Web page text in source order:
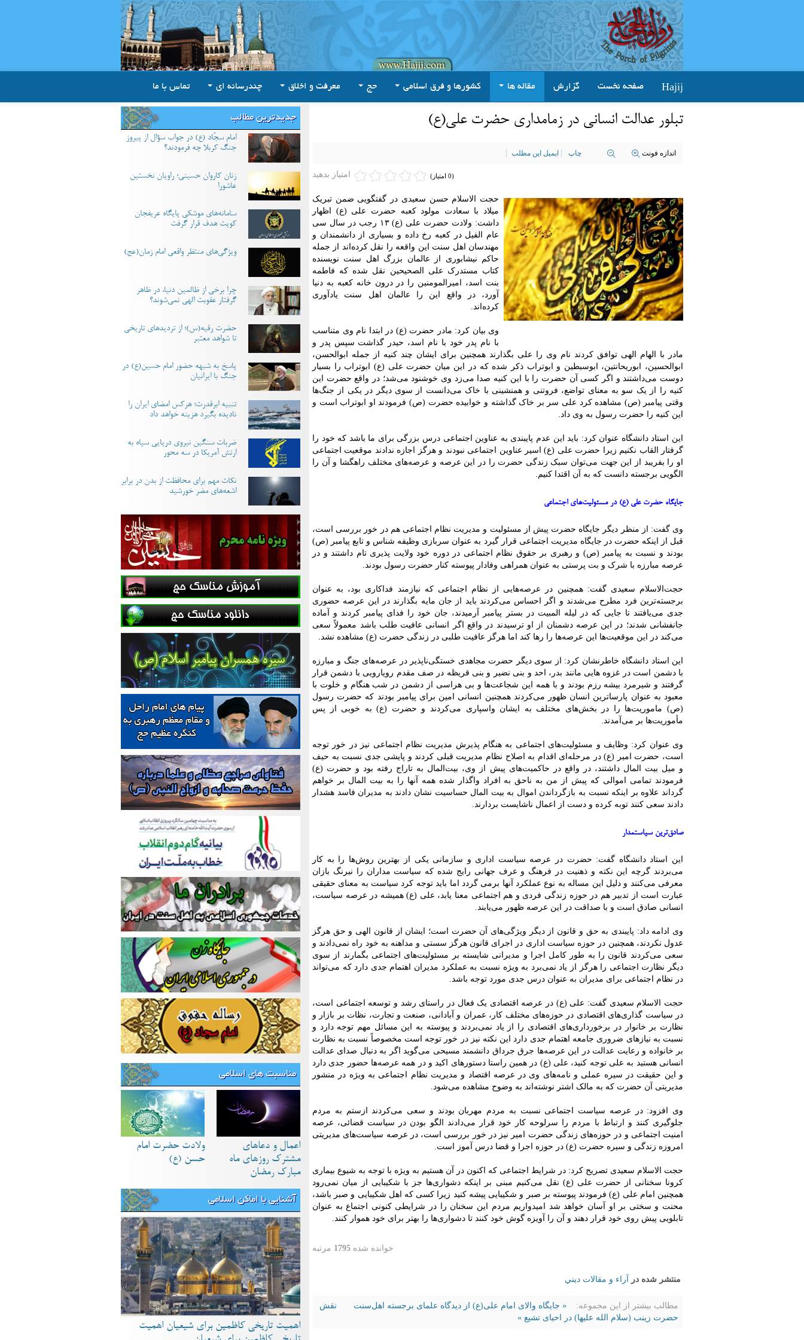
Hajij صفحه نخست گزارش مقاله ها کشورها و فرق اسلامی حج معرفت و اخلاق چندرسانه ای تماس با ما
تبلور عدالت انسانی در زمامداری حضرت علی(ع)
اندازه فونت چاپ ایمیل این مطلب
امتیاز بدهید (0 امتیاز)
حجت الاسلام حسن سعیدی در گفتگویی ضمن تبریک
میلاد با سعادت مولود کعبه حضرت علی (ع) اظهار
داشت: ولادت حضرت علی (ع) ۱۳ رجب در سال سی
عام الفیل در کعبه رخ داده و بسیاری از دانشمندان و
مهندسان اهل سنت این واقعه را نقل کرده‌اند از جمله
حاکم نیشابوری از عالمان بزرگ اهل سنت نویسنده
کتاب مستدرک علی الصحیحین نقل شده که فاطمه
بنت اسد، امیرالمومنین را در درون خانه کعبه به دنیا
آورد، در واقع این را عالمان اهل سنت یادآوری
کرده‌اند.
وی بیان کرد: مادر حضرت (ع) در ابتدا نام وی متناسب
با نام پدر خود با نام اسد، حیدر گذاشت سپس پدر و
مادر با الهام الهی توافق کردند نام وی را علی بگذارند همچنین برای ایشان چند کنیه از جمله ابوالحسن،
ابوالحسین، ابوریحانتین، ابوسبطین و ابوتراب ذکر شده که در این میان حضرت علی (ع) ابوتراب را بسیار
دوست می‌داشتند و اگر کسی آن حضرت را با این کنیه صدا می‌زد وی خوشنود می‌شد؛ در واقع حضرت این
کنیه را از یک سو به معنای تواضع، فروتنی و همنشینی با خاک می‌دانست از سوی دیگر در یکی از جنگ‌ها
وقتی پیامبر (ص) مشاهده کرد علی سر بر خاک گذاشته و خوابیده حضرت (ص) فرمودند او ابوتراب است و
این کنیه را حضرت رسول به وی داد.
این استاد دانشگاه عنوان کرد: باید این عدم پایبندی به عناوین اجتماعی درس بزرگی برای ما باشد که خود را
گرفتار القاب نکنیم زیرا حضرت علی (ع) اسیر عناوین اجتماعی نبودند و هرگز اجازه ندادند موقعیت اجتماعی
او را بفریبد از این جهت می‌توان سبک زندگی حضرت را در این عرصه و عرصه‌های مختلف راهگشا و آن را
الگویی برجسته دانست که به آن اقتدا کنیم.
جایگاه حضرت علی (ع) در مسئولیت‌های اجتماعی
وی گفت: از منظر دیگر جایگاه حضرت پیش از مسئولیت و مدیریت نظام اجتماعی هم در خور بررسی است،
قبل از اینکه حضرت در جایگاه مدیریت اجتماعی قرار گیرد به عنوان سربازی وظیفه شناس و تابع پیامبر (ص)
بودند و نسبت به پیامبر (ص) و رهبری بر حقوق نظام اجتماعی در دوره خود ولایت پذیری تام داشتند و در
عرصه مبارزه با شرک و بت پرستی به عنوان همراهی وفادار پیوسته کنار حضرت رسول بودند.
حجت‌الاسلام سعیدی گفت: همچنین در عرصه‌هایی از نظام اجتماعی که نیازمند فداکاری بود، به عنوان
برجسته‌ترین فرد مطرح می‌شدند و اگر احساس می‌کردند باید از جان مایه بگذارند در این عرصه حضوری
جدی می‌یافتند تا جایی که در لیله المبیت در بستر پیامبر آرمیدند، جان خود را فدای پیامبر کردند و آماده
جانفشانی شدند؛ در این عرصه دشمنان از او ترسیدند در واقع اگر انسانی عافیت طلب باشد معمولاً سعی
می‌کند در این موقعیت‌ها این عرصه‌ها را رها کند اما هرگز عافیت طلبی در زندگی حضرت (ع) مشاهده نشد.
این استاد دانشگاه خاطرنشان کرد: از سوی دیگر حضرت مجاهدی خستگی‌ناپذیر در عرصه‌های جنگ و مبارزه
با دشمن است در غزوه هایی مانند بدر، احد و بنی نضیر و بنی قریظه در صف مقدم رویارویی با دشمن قرار
گرفتند و شیرمرد بیشه رزم بودند و با همه این شجاعت‌ها و بی هراسی از دشمن در شب هنگام و خلوت با
معبود به عنوان پارساترین انسان ظهور می‌کردند همچنین انسانی امین برای پیامبر بودند که حضرت رسول
(ص) ماموریت‌ها را در بخش‌های مختلف به ایشان واسپاری می‌کردند و حضرت (ع) به خوبی از پس
مأموریت‌ها بر می‌آمدند.
وی عنوان کرد: وظایف و مسئولیت‌های اجتماعی به هنگام پذیرش مدیریت نظام اجتماعی نیز در خور توجه
است، حضرت امیر (ع) در مرحله‌ای اقدام به اصلاح نظام مدیریت قبلی کردند و پایشی جدی نسبت به حیف
و میل بیت المال داشتند، در واقع در حاکمیت‌های پیش از وی، بیت‌المال به تاراج رفته بود و حضرت (ع)
فرمودند تمامی اموالی که پیش از من به ناحق به افراد واگذار شده همه آنها را به بیت المال بر خواهم
گرداند علاوه بر اینکه نسبت به بازگرداندن اموال به بیت المال حساسیت نشان دادند به مدیران فاسد هشدار
دادند سعی کنند توبه کرده و دست از اعمال ناشایست بردارند.
صادق‌ترین سیاستمدار
این استاد دانشگاه گفت: حضرت در عرصه سیاست اداری و سازمانی یکی از بهترین روش‌ها را به کار
می‌بردند گرچه این نکته و ذهنیت در فرهنگ و عرف جهانی رایج شده که سیاست مداران را نیرنگ بازان
معرفی می‌کنند و دلیل این مساله به نوع عملکرد آنها برمی گردد اما باید توجه کرد سیاست به معنای حقیقی
عبارت است از تدبیر هم در حوزه زندگی فردی و هم اجتماعی معنا یابد، علی (ع) همیشه در عرصه سیاست،
انسانی صادق است و با صداقت در این عرصه ظهور می‌یابند.
وی ادامه داد: پایبندی به حق و قانون از دیگر ویژگی‌های آن حضرت است؛ ایشان از قانون الهی و حق هرگز
عدول نکردند، همچنین در حوزه سیاست اداری در اجرای قانون هرگز سستی و مداهنه به خود راه نمی‌دادند و
سعی می‌کردند قانون را به طور کامل اجرا و مدیرانی شایسته بر مسئولیت‌های اجتماعی بگمارند از سوی
دیگر نظارت اجتماعی را هرگز از یاد نمی‌برد به ویژه نسبت به عملکرد مدیران اهتمام جدی دارد که می‌تواند
در نظام اجتماعی برای مدیران به عنوان درس جدی مورد توجه باشد.
حجت الاسلام سعیدی گفت: علی (ع) در عرصه اقتصادی یک فعال در راستای رشد و توسعه اجتماعی است،
در سیاست گذاری‌های اقتصادی در حوزه‌های مختلف کار، عمران و آبادانی، صنعت و تجارت، نظات بر بازار و
نظارت بر خانوار در برخورداری‌های اقتصادی را از یاد نمی‌بردند و پیوسته به این مسائل مهم توجه دارد و
نسبت به نیازهای ضروری جامعه اهتمام جدی دارد این نکته نیز در خور توجه است مخصوصاً نسبت به نظارت
بر خانواده و رعایت عدالت در این عرصه‌ها جرق جرداق دانشمند مسیحی می‌گوید اگر به دنبال صدای عدالت
انسانی هستید به علی توجه کنید، علی (ع) در همین راستا دستورهای اکید و در همه عرصه‌ها حضور جدی دارد
و این حقیقت در سیره عملی و نامه‌های وی در عرصه اقتصاد و مدیریت نظام اجتماعی به ویژه در منشور
مدیریتی آن حضرت که به مالک اشتر نوشته‌اند به وضوح مشاهده می‌شود.
وی افزود: در عرصه سیاست اجتماعی نسبت به مردم مهربان بودند و سعی می‌کردند ازستم به مردم
جلوگیری کنند و ارتباط با مردم را سرلوحه کار خود قرار می‌دادند الگو بودن در سیاست قضائی، عرصه
امنیت اجتماعی و در حوزه‌های زندگی حضرت امیر نیز در خور بررسی است، در عرصه سیاست‌های مدیریتی
امروزه زندگی و سیره حضرت (ع) در حوزه اجرا و قضا درس آموز است.
حجت الاسلام سعیدی تصریح کرد: در شرایط اجتماعی که اکنون در آن هستیم به ویژه با توجه به شیوع بیماری
کرونا سخنانی از حضرت علی (ع) نقل می‌کنیم مبنی بر اینکه دشواری‌ها جز با شکیبایی از میان نمی‌رود
همچنین امام علی (ع) فرمودند پیوسته بر صبر و شکیبایی پیشه کنید زیرا کسی که اهل شکیبایی و صبر باشد،
محنت و سختی بر او آسان خواهد شد امیدواریم مردم این سخنان را در شرایطی کنونی اجتماع به عنوان
تابلویی پیش روی خود قرار دهند و آن را آویزه گوش خود کنند تا دشواری‌ها را بهتر برای خود هموار کنند.
خوانده شده 1795 مرتبه
منتشر شده در آراء و مقالات ديني
مطالب بیشتر از این مجموعه: « جایگاه والای امام علی(ع) از دیدگاه علمای برجسته اهل‌سنت
نقش
حضرت زینب (سلام الله علیها) در احیای تشیع »
جدیدترین مطالب
امام سجّاد (ع) در جواب سؤال از پیروز
جنگ کربلا چه فرمودند؟
زنان کاروان حسینی؛ راویان نخستین
عاشورا
سامانه‌های موشکی پایگاه عریفجان
کویت هدف قرار گرفت
ویژگی‌های منتظر واقعی امام زمان(عج)
چرا برخی از ظالمین دنیا، در ظاهر
گرفتار عقوبت الهی نمی‌شوند؟
حضرت رقیه(س)؛ از تردیدهای تاریخی
تا شواهد معتبر
پاسخ به شبهه حضور امام حسین(ع) در
جنگ با ایرانیان
تنبیه ابرقدرت؛ هرکس امضای ایران را
نادیده بگیرد هزینه خواهد داد
ضربات سنگین نیروی دریایی سپاه به
ارتش آمریکا در سه محور
نکات مهم برای محافظت از بدن در برابر
اشعه‌های مضر خورشید
مناسبت های اسلامی
اعمال و دعاهای
مشترک روزهای ماه
مبارک رمضان
ولادت حضرت امام
حسن (ع)
آشنایی با اماکن اسلامی
اهمیت تاریخی کاظمین برای شیعیان اهمیت